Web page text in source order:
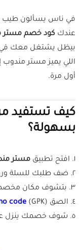
في ناس يسألون طيب
عندك كود خصم مستر
بيظل يشتغل معك في
اللي يميز مستر
أول مرة.
كيف تستفيد
بسهولة؟
١. افتح تطبيق مستر
٢. ضف طلبك للسلة وروح لصفحة الدفع.
٣. بتشوف مكان مخصص تقول أدخل كود الخصم.
٤. الصق
code (GPK) هناك.
٥. شوف خصمك ينزل على طول وانت مبسوط.